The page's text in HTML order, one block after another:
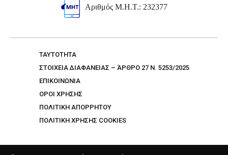
Αριθμός Μ.Η.Τ.: 232377
TAYTOTHTA
ΣΤΟΙΧΕΙΑ ΔΙΑΦΑΝΕΙΑΣ – ΆΡΘΡΟ 27 Ν. 5253/2025
ΕΠΙΚΟΙΝΩΝΙΑ
ΟΡΟΙ ΧΡΗΣΗΣ
ΠΟΛΙΤΙΚΗ ΑΠΟΡΡΗΤΟΥ
ΠΟΛΙΤΙΚΗ ΧΡΗΣΗΣ COOKIES